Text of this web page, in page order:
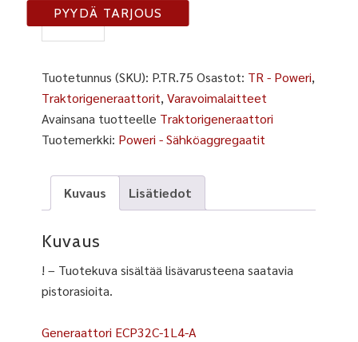
TR-
75
PYYDÄ TARJOUS
Tuotetunnus (SKU): P.TR.75 Osastot: TR - Poweri,
Traktorigeneraattorit,Varavoimalaitteet
Avainsana tuotteelle Traktorigeneraattori
Tuotemerkki: Poweri - Sähköaggregaatit
Kuvaus Lisätiedot
Kuvaus
! – Tuotekuva sisältää lisävarusteena saatavia
pistorasioita.
Generaattori ECP32C-1L4-A